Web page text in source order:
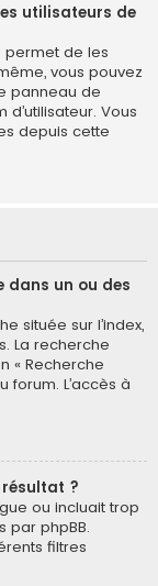
utilisateurs de
permet de les
vous pouvez
panneau de
Vous
depuis cette
dans un ou des
située sur l’index,
La recherche
« Recherche
L’accès à
résultat ?
ou incluait trop
par phpBB.
filtres